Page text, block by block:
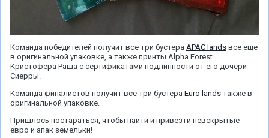
Команда победителей получит все три бустера APAC lands все еще
в оригинальной упаковке, а также принты Alpha Forest
Кристофера Раша с сертификатами подлинности от его дочери
Сиерры.
Команда финалистов получит все три бустера Euro lands также в
оригинальной упаковке.
Пришлось постараться, чтобы найти и привезти невскрытые
евро и апак земельки!